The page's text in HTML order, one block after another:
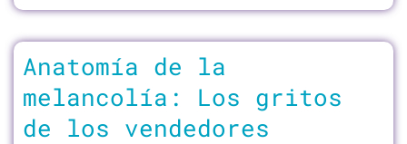
Anatomía de la
melancolía: Los gritos
de los vendedores